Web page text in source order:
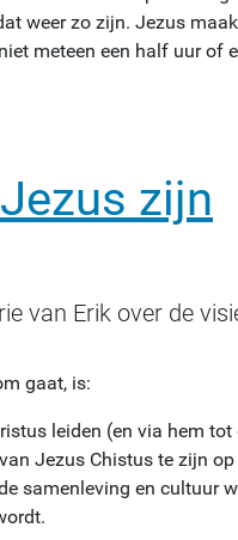
weer zo zijn. Jezus
meteen een half uur
zijn
van Erik over de
gaat, is:
leiden (en via hem
Jezus Chistus te zijn
samenleving en